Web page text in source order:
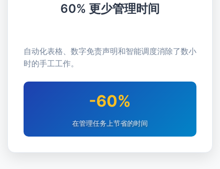
60% 更少管理时间
自动化表格、数字免责声明和智能调度消除了数小
时的手工工作。
-60%
在管理任务上节省的时间